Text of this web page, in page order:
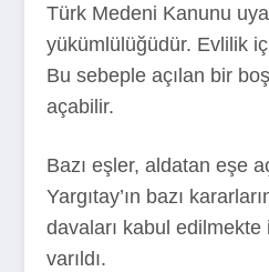
Türk Medeni Kanunu
yükümlülüğüdür. Evlilik
Bu sebeple açılan bir
açabilir.
Bazı eşler, aldatan eşe
Yargıtay’ın bazı
davaları kabul
varıldı.